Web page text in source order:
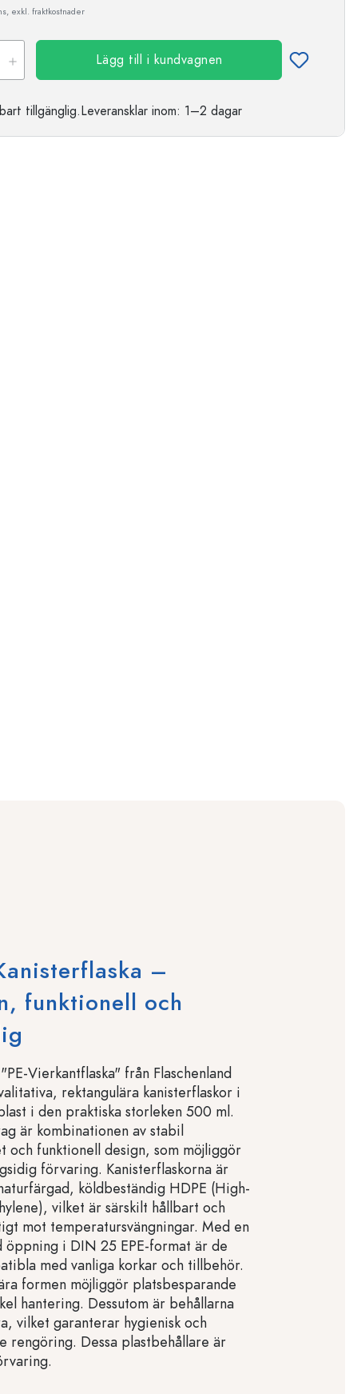
exkl. fraktkostnader
Lägg till i kundvagnen
tillgänglig.Leveransklar inom: 1–2 dagar
–
funktionell och
Vierkantflaska" från Flaschenland
rektangulära kanisterflaskor i
i den praktiska storleken 500 ml.
är kombinationen av stabil
och funktionell design, som möjliggör
förvaring. Kanisterflaskorna är
köldbeständig HDPE (High-
vilket är särskilt hållbart och
mot temperatursvängningar. Med en
öppning i DIN 25 EPE-format är de
med vanliga korkar och tillbehör.
formen möjliggör platsbesparande
hantering. Dessutom är behållarna
vilket garanterar hygienisk och
rengöring. Dessa plastbehållare är